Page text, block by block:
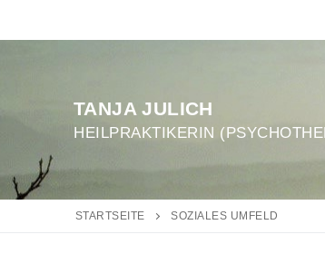
TANJA JULICH
HEILPRAKTIKERIN
STARTSEITE SOZIALES UMFELD